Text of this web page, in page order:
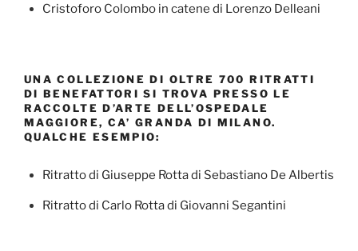
Cristoforo Colombo in catene di Lorenzo Delleani
UNA COLLEZIONE DI OLTRE 700 RITRATTI
DI BENEFATTORI SI TROVA PRESSO LE
RACCOLTE D’ARTE DELL’OSPEDALE
MAGGIORE, CA’ GRANDA DI MILANO.
QUALCHE ESEMPIO:
Ritratto di Giuseppe Rotta di Sebastiano De Albertis
Ritratto di Carlo Rotta di Giovanni Segantini